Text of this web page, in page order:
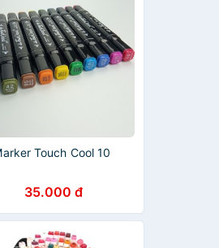
Touch Cool 10
35.000 đ